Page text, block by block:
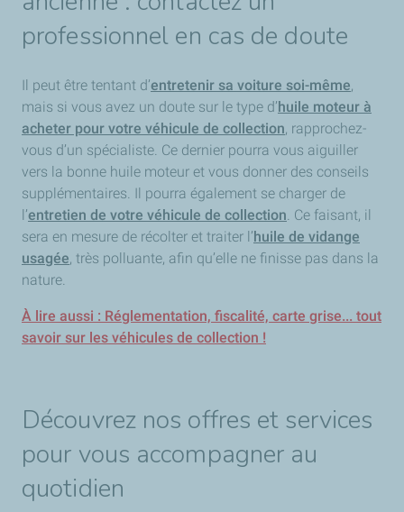
professionnel en cas de doute
Il peut être tentant d’entretenir sa voiture soi-même,
mais si vous avez un doute sur le type d’huile moteur à
acheter pour votre véhicule de collection, rapprochez-
vous d’un spécialiste. Ce dernier pourra vous aiguiller
vers la bonne huile moteur et vous donner des conseils
supplémentaires. Il pourra également se charger de
l’entretien de votre véhicule de collection. Ce faisant, il
sera en mesure de récolter et traiter l’huile de vidange
usagée, très polluante, afin qu’elle ne finisse pas dans la
nature.
À lire aussi : Réglementation, fiscalité, carte grise... tout
savoir sur les véhicules de collection !
Découvrez nos offres et services
pour vous accompagner au
quotidien